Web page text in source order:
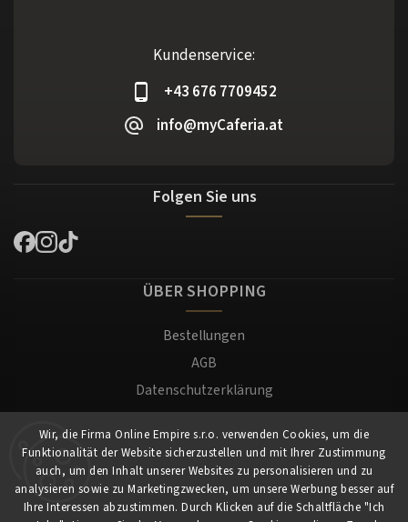
Wir, die Firma Online Empire s.r.o. verwenden Cookies, um die
Funktionalität der Website sicherzustellen und mit Ihrer Zustimmung
auch, um den Inhalt unserer Websites zu personalisieren und zu
analysieren sowie zu Marketingzwecken, um unsere Werbung besser auf
Ihre Interessen abzustimmen. Durch Klicken auf die Schaltfläche "Ich
Kundenservice:
+43 676 7709452
info@myCaferia.at
Folgen Sie uns
ÜBER SHOPPING
Bestellungen
AGB
Datenschutzerklärung
Versand und Zahlung
Warenrücksendung
Impressum